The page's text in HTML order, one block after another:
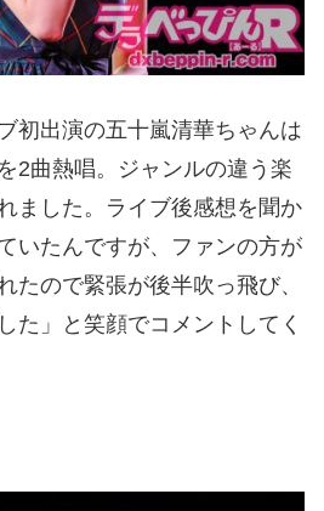
初出演の五十嵐清華ちゃんは
2曲熱唱。ジャンルの違う楽
ました。ライブ後感想を聞か
いたんですが、ファンの方が
たので緊張が後半吹っ飛び、
た」と笑顔でコメントしてく